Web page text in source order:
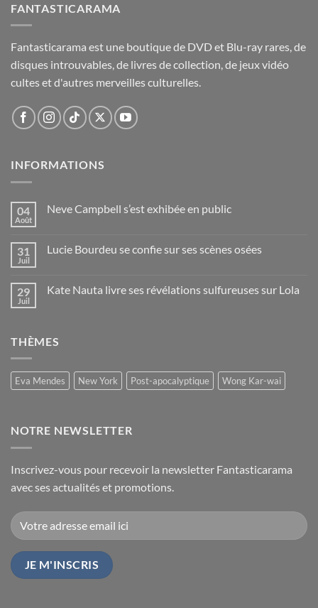
FANTASTICARAMA
Fantasticarama est une boutique de DVD et Blu-ray rares, de
disques introuvables, de livres de collection, de jeux vidéo
cultes et d'autres merveilles culturelles.
INFORMATIONS
04
Août
Neve Campbell s’est exhibée en public
31
Juil
Lucie Bourdeu se confie sur ses scènes osées
29
Juil
Kate Nauta livre ses révélations sulfureuses sur Lola
THÈMES
Eva Mendes New York Post-apocalyptique Wong Kar-wai
NOTRE NEWSLETTER
Inscrivez-vous pour recevoir la newsletter Fantasticarama
avec ses actualités et promotions.